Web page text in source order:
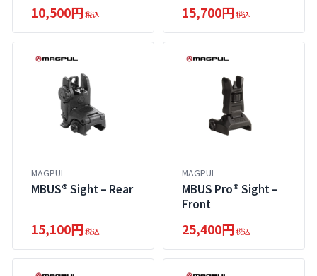
10,500円税込 15,700円税込
MAGPUL
MBUS® Sight – Rear
15,100円税込
MAGPUL
MBUS Pro® Sight –
Front
25,400円税込